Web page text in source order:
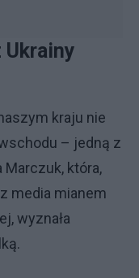
Ukrainy
kraju nie
– jedną z
która,
media mianem
wyznała